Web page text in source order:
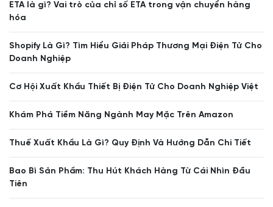
ETA là gì? Vai trò của chỉ số ETA trong vận chuyển hàng
hóa
Shopify Là Gì? Tìm Hiểu Giải Pháp Thương Mại Điện Tử Cho
Doanh Nghiệp
Cơ Hội Xuất Khẩu Thiết Bị Điện Tử Cho Doanh Nghiệp Việt
Khám Phá Tiềm Năng Ngành May Mặc Trên Amazon
Thuế Xuất Khẩu Là Gì? Quy Định Và Hướng Dẫn Chi Tiết
Bao Bì Sản Phẩm: Thu Hút Khách Hàng Từ Cái Nhìn Đầu
Tiên